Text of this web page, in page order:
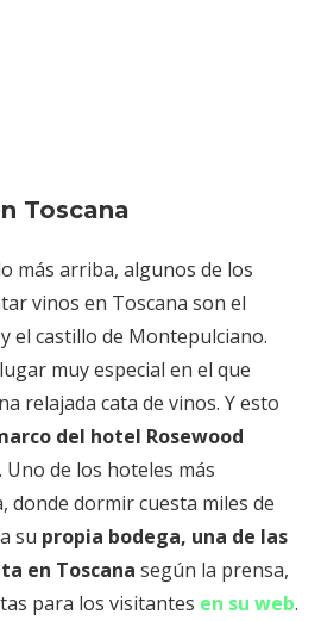
Toscana
más arriba, algunos de los
vinos en Toscana son el
el castillo de Montepulciano.
muy especial en el que
relajada cata de vinos. Y esto
del hotel Rosewood
. Uno de los hoteles más
donde dormir cuesta miles de
su propia bodega, una de las
en Toscana según la prensa,
para los visitantes en su web.